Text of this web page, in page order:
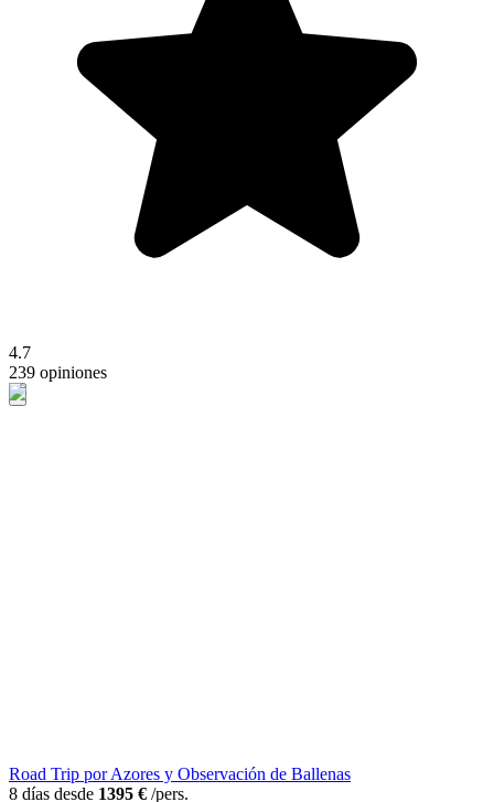
4.7
239 opiniones
Road Trip por Azores y Observación de Ballenas
8 días desde 1395 € /pers.